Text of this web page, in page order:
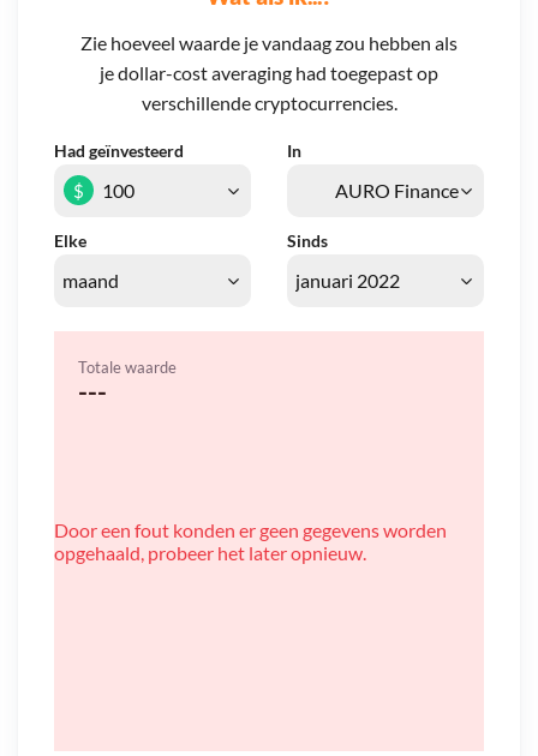
Zie hoeveel waarde je vandaag zou hebben als
je dollar-cost averaging had toegepast op
verschillende cryptocurrencies.
Had geïnvesteerd In
Elke Sinds
$
Totale waarde
---
Door een fout konden er geen gegevens worden
opgehaald, probeer het later opnieuw.